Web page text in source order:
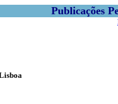
Publicações